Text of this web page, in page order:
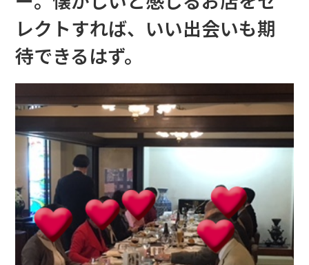
レクトすれば、いい出会いも期
待できるはず。